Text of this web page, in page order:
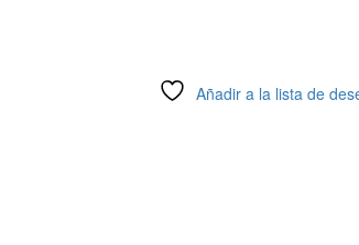
Añadir a la lista de